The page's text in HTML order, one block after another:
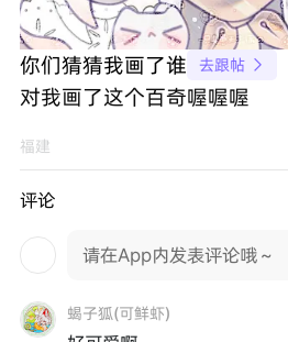
你们猜猜我画了谁 去跟帖 
对我画了这个百奇喔喔喔
福建
评论
请在App内发表评论哦～
蝎子狐(可鲜虾)